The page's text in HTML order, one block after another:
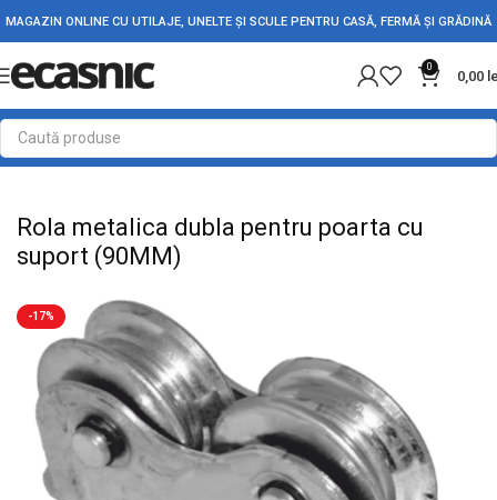
MAGAZIN ONLINE CU UTILAJE, UNELTE ȘI SCULE PENTRU CASĂ, FERMĂ ȘI GRĂDINĂ
0
0,00
Prima pagină Fără categorie
Rola metalica dubla pentru poarta cu
suport (90MM)
-17%